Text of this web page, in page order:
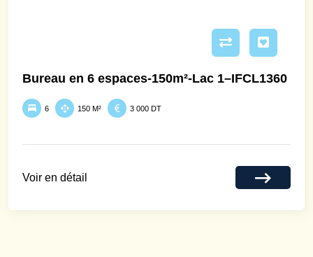
Bureau en 6 espaces-150m²-Lac 1–IFCL1360
6 150 M² 3 000 DT
Voir en détail